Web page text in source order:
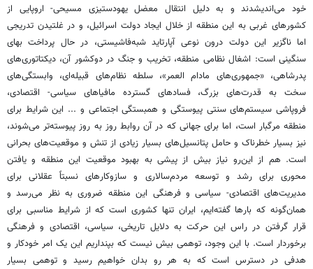
خود می‌اندیشدند و به دلیل انتقال معضل یهود‌ستیزی مسیحی- اروپایی از
کشورهای غربی به این منطقه از خلال ایجاد دولت اسرائیل، و در غلتیدن تدریجی
اما ناگزیر این دولت درون نوعی آپارتاید شبه‌فاشیستی، در حال پرداخت بهای
سنگینی است: اشغال نظامی منطقه، تخریب و جنگ در دوکشور آن، دیکتاتوری‌های
پدر‌شاهی، «جمهوری‌های مادام العمر»، سلطه نظام‌های قبیله‌ای، وابستگی‌های
سخت به قدرت‌های بزرگ، فساد‌های گسترده مافیاهای سیاسی- اقتصادی،
فروپاشی سیستم‌های سنتی پیوستگی و همبستگی اجتماعی و ... این شرایط برای
منطقه مرگبار است، اما برای جهانی که در آن روابط روز به روز پیوسته‌تر می‌شوند،
نیز بسیار خطرناک و حامل پتانسیل‌های بسیار زیادی از تنش و موقعیت‌های بحرانی
است. هم از این‌رو نیاز بیش از پیشی به بهبود موقعیت این منطقه و یافتن
محوری برای رشد و توسعه مردم‌سالاری و سازوکارهای نسبتاً عقلانی برای
مدیریت‌های اقتصادی- سیاسی و فرهنگی این منطقه ضروری به نظر می‌رسد و
همان‌گونه که بارها گفته‌ایم، ایران تنها کشوری است که از شرایط مناسبی برای
قرار گرفتن در راس این حرکت به دلایل تاریخی، سیاسی، اقتصادی و فرهنگی
برخوردار است. با این وجود، توهمی بیش نیست که بپنداریم این یک امر خودکار و
هدفی در دسترس است که به هر رو بدان خواهیم رسید و توهمی بسیار